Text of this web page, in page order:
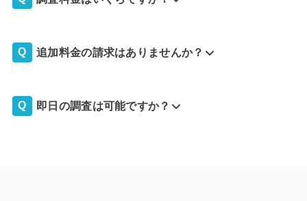
追加料金の請求はありませんか？
即日の調査は可能ですか？